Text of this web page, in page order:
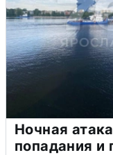
Ночная
попадания и